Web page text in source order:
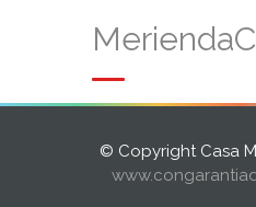
© Copyright Casa